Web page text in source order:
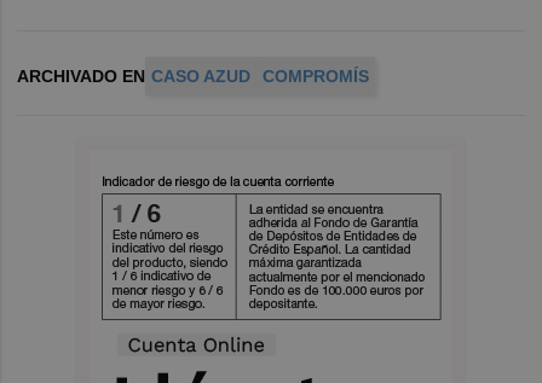
ARCHIVADO EN CASO AZUD COMPROMÍS